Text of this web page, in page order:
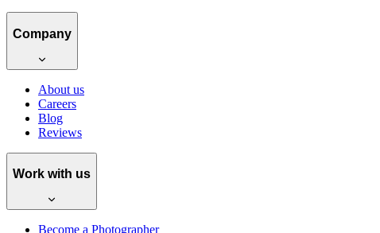
Company
About us
Careers
Blog
Reviews
Work with us
Become a Photographer